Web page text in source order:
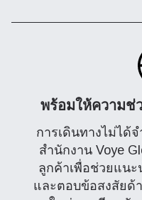
พร้อมให้ความช่
การเดินทางไม่ได้
สำนักงาน Voye
ลูกค้าเพื่อช่วยแนะ
และตอบข้อสงสัย